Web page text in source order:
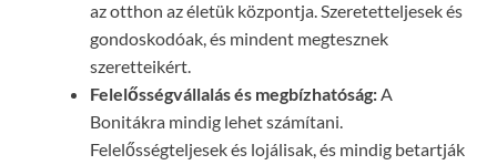
az otthon az életük központja. Szeretetteljesek és
gondoskodóak, és mindent megtesznek
szeretteikért.
Felelősségvállalás és megbízhatóság:A
Bonitákra mindig lehet számítani.
Felelősségteljesek és lojálisak, és mindig betartják